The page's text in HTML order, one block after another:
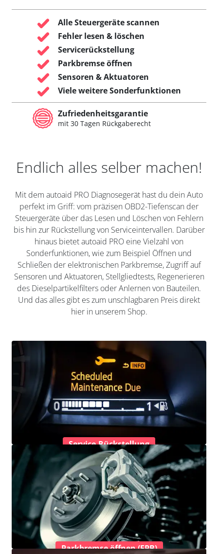
Alle Steuergeräte scannen
Fehler lesen & löschen
Servicerückstellung
Parkbremse öffnen
Sensoren & Aktuatoren
Viele weitere Sonderfunktionen
Zufriedenheitsgarantie
mit 30 Tagen Rückgaberecht
Endlich alles selber machen!
Mit dem autoaid PRO Diagnosegerät hast du dein Auto
perfekt im Griff: vom präzisen OBD2-Tiefenscan der
Steuergeräte über das Lesen und Löschen von Fehlern
bis hin zur Rückstellung von Serviceintervallen. Darüber
hinaus bietet autoaid PRO eine Vielzahl von
Sonderfunktionen, wie zum Beispiel Öffnen und
Schließen der elektronischen Parkbremse, Zugriff auf
Sensoren und Aktuatoren, Stellgliedtests, Regenerieren
des Dieselpartikelfilters oder Anlernen von Bauteilen.
Und das alles gibt es zum unschlagbaren Preis direkt
hier in unserem Shop.
Service-Rückstellung
Parkbremse öffnen (EPB)